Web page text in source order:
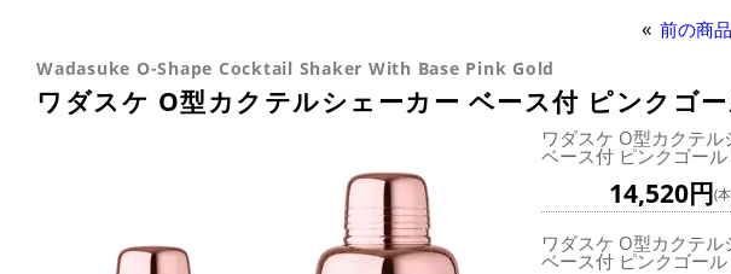
前の商品
Wadasuke O-Shape Cocktail Shaker With Base Pink Gold
ワダスケ O型カクテルシェーカー ベース付 ピンクゴ
ワダスケ O型カクテ
ベース付 ピンクゴール
14,520円(
ワダスケ O型カクテ
ベース付 ピンクゴール